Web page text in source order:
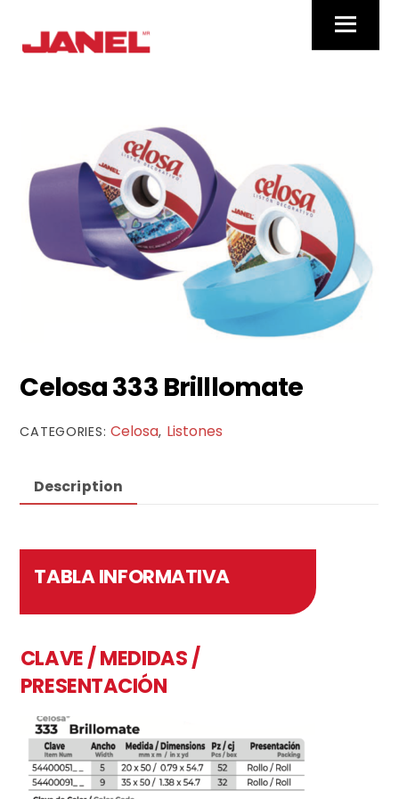
content
Menu
Celosa 333 Brilllomate
CATEGORIES:Celosa, Listones
Description
TABLA INFORMATIVA
CLAVE / MEDIDAS /
PRESENTACIÓN